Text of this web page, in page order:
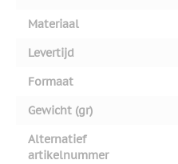
Materiaal
Levertijd
Formaat
Gewicht (gr)
Alternatief
artikelnummer